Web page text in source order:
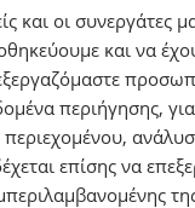
και οι συνεργάτες
και να
περιήγησης,
περιεχομένου,
επίσης να